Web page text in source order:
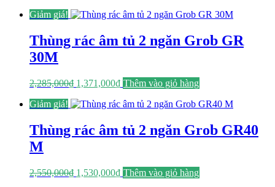
là:
tại
1,747,200₫.
Giảm giá!
Thùng rác âm tủ 2 ngăn Grob GR
30M
2,285,000₫ Giá
là:
1,371,000₫Giá
tại
1,371,000₫.
Thêm vào giỏ hàng
Giảm giá!
Thùng rác âm tủ 2 ngăn Grob GR40
M
2,550,000₫ Giá
1,530,000₫Giá
Thêm vào giỏ hàng